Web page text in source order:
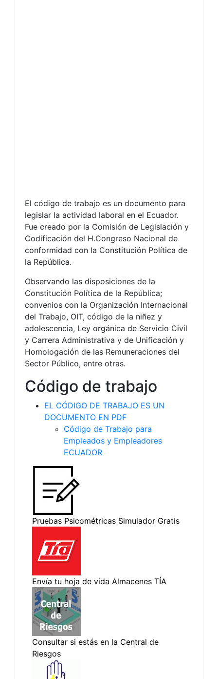
El código de trabajo es un documento para
legislar la actividad laboral en el Ecuador.
Fue creado por la Comisión de Legislación y
Codificación del H.Congreso Nacional de
conformidad con la Constitución Política de
la República.
Observando las disposiciones de la
Constitución Política de la República;
convenios con la Organización Internacional
del Trabajo, OIT, código de la niñez y
adolescencia, Ley orgánica de Servicio Civil
y Carrera Administrativa y de Unificación y
Homologación de las Remuneraciones del
Sector Público, entre otras.
Código de trabajo
EL CÓDIGO DE TRABAJO ES UN
DOCUMENTO EN PDF
Código de Trabajo para
Empleados y Empleadores
ECUADOR